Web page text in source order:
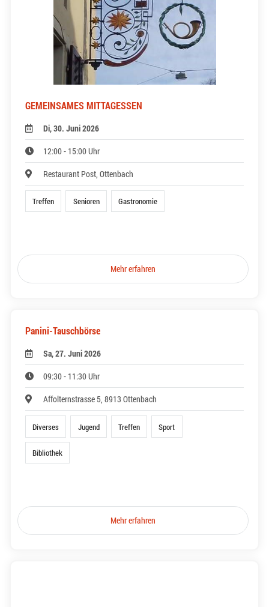
GEMEINSAMES MITTAGESSEN
Di, 30. Juni 2026
12:00 - 15:00 Uhr
Restaurant Post, Ottenbach
Treffen Senioren Gastronomie
Mehr erfahren
Panini-Tauschbörse
Sa, 27. Juni 2026
09:30 - 11:30 Uhr
Affolternstrasse 5, 8913 Ottenbach
Diverses Jugend Treffen Sport
Bibliothek
Mehr erfahren